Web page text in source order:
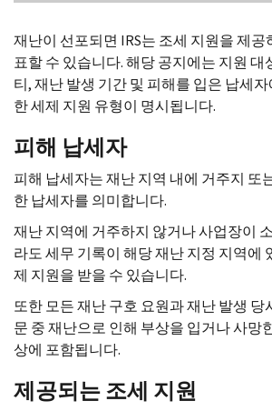
재난이 선포되면 IRS는 조세 지원을 제
표할 수 있습니다. 해당 공지에는 지원 대
티, 재난 발생 기간 및 피해를 입은 납세
한 세제 지원 유형이 명시됩니다.
피해 납세자
피해 납세자는 재난 지역 내에 거주지 또
한 납세자를 의미합니다.
재난 지역에 거주하지 않거나 사업장이
라도 세무 기록이 해당 재난 지정 지역에
제 지원을 받을 수 있습니다.
또한 모든 재난 구호 요원과 재난 발생 당
문 중 재난으로 인해 부상을 입거나 사망
상에 포함됩니다.
제공되는 조세 지원